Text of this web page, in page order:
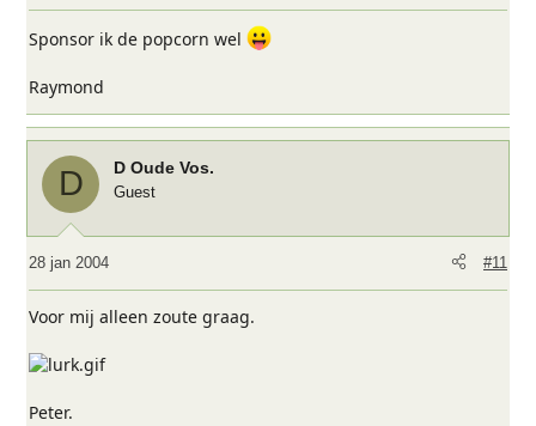
Sponsor ik de popcorn wel
Raymond
D D Oude Vos.
Guest
28 jan 2004 #11
Voor mij alleen zoute graag.
Peter.